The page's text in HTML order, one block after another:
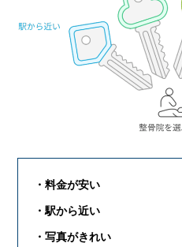
・料金が安い
・駅から近い
・写真がきれい